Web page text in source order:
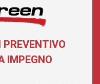
PREVENTIVO
IMPEGNO